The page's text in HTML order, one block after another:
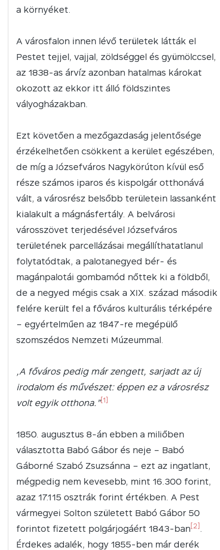
a környéket.
A városfalon innen lévő területek látták el
Pestet tejjel, vajjal, zöldséggel és gyümölccsel,
az 1838-as árvíz azonban hatalmas károkat
okozott az ekkor itt álló földszintes
vályogházakban.
Ezt követően a mezőgazdaság jelentősége
érzékelhetően csökkent a kerület egészében,
de míg a Józsefváros Nagykörúton kívül eső
része számos iparos és kispolgár otthonává
vált, a városrész belsőbb területein lassanként
kialakult a mágnásfertály. A belvárosi
városszövet terjedésével Józsefváros
területének parcellázásai megállíthatatlanul
folytatódtak, a palotanegyed bér- és
magánpalotái gombamód nőttek ki a földből,
de a negyed mégis csak a XIX. század második
felére került fel a főváros kulturális térképére
– egyértelműen az 1847-re megépülő
szomszédos Nemzeti Múzeummal.
„A főváros pedig már zengett, sarjadt az új
irodalom és művészet: éppen ez a városrész
volt egyik otthona.”[1]
augusztus 8-án ebben a miliőben
választotta Babó Gábor és neje – Babó
Gáborné Szabó Zsuzsánna – ezt az ingatlant,
mégpedig nem kevesebb, mint 16.300 forint,
azaz 17.115 osztrák forint értékben. A Pest
vármegyei Solton született Babó Gábor 50
forintot fizetett polgárjogáért 1843-ban [2] .
Érdekes adalék, hogy 1855-ben már derék